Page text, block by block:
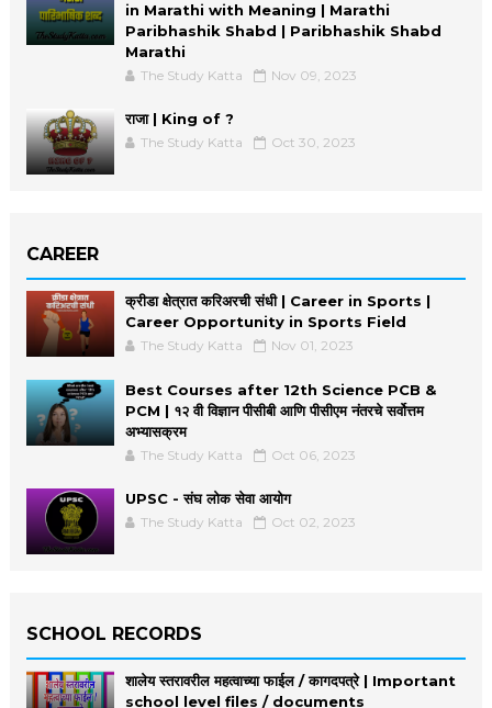
in Marathi with Meaning | Marathi
Paribhashik Shabd | Paribhashik Shabd
Marathi
The Study Katta Nov 09, 2023
राजा | King of ?
The Study Katta Oct 30, 2023
CAREER
क्रीडा क्षेत्रात करिअरची संधी | Career in Sports |
Career Opportunity in Sports Field
The Study Katta Nov 01, 2023
Best Courses after 12th Science PCB &
PCM | १२ वी विज्ञान पीसीबी आणि पीसीएम नंतरचे सर्वोत्तम
अभ्यासक्रम
The Study Katta Oct 06, 2023
UPSC - संघ लोक सेवा आयोग
The Study Katta Oct 02, 2023
SCHOOL RECORDS
शालेय स्तरावरील महत्वाच्या फाईल / कागदपत्रे | Important
school level files / documents